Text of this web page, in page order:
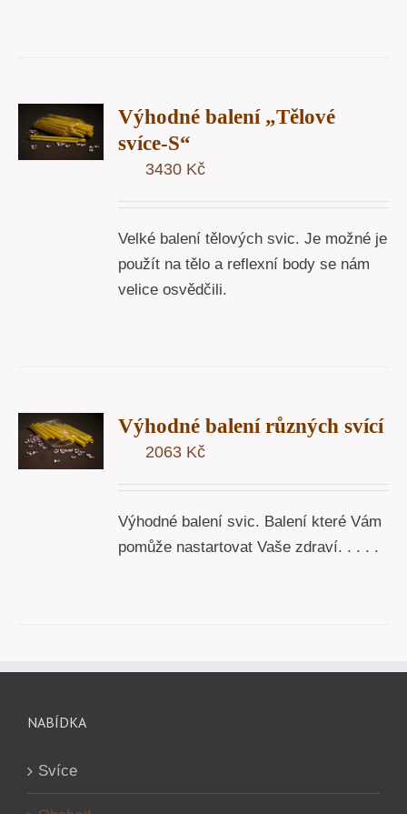
Výhodné balení „Tělové
svíce-S“
3430 Kč
Velké balení tělových svic. Je možné je
použít na tělo a reflexní body se nám
velice osvědčili.
Výhodné balení různých svící
2063 Kč
Výhodné balení svic. Balení které Vám
pomůže nastartovat Vaše zdraví. . . . .
NABÍDKA
Svíce